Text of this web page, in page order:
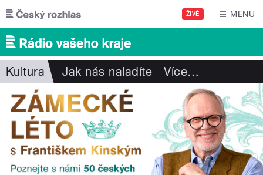
Přejít k hlavnímu obsahu
ŽIVĚ MENU
Kultura Jak nás naladíte Více…